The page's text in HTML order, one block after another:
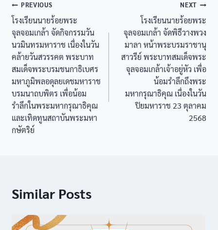
PREVIOUS
โรงเรียนนายร้อยพระ
จุลจอมเกล้า จัดกิจกรรมวัน
นวมินทรมหาราช เนื่องในวัน
คล้ายวันสวรรคต พระบาท
สมเด็จพระบรมชนกาธิเบศร
มหาภูมิพลอดุลยเดชมหาราช
บรมนาถบพิตร เพื่อน้อม
รำลึกในพระมหากรุณาธิคุณ
และเทิดทูนสถาบันพระมหา
กษัตริย์
NEXT
โรงเรียนนายร้อยพระ
จุลจอมเกล้า จัดพิธีวางพวง
มาลา หน้าพระบรมราชานุ
สาวรีย์ พระบาทสมเด็จพระ
จุลจอมเกล้าเจ้าอยู่หัว เพื่อ
น้อมรำลึกถึงพระ
มหากรุณาธิคุณ เนื่องในวัน
ปิยมหาราช 23 ตุลาคม
2568
Similar Posts